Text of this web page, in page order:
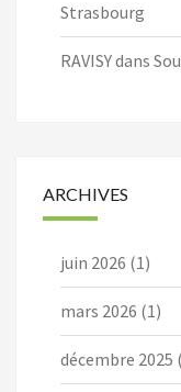
Strasbourg
RAVISYdans
ARCHIVES
juin 2026 (1)
mars 2026 (1)
décembre 2025